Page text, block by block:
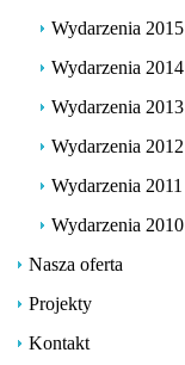
Wydarzenia 2015
Wydarzenia 2014
Wydarzenia 2013
Wydarzenia 2012
Wydarzenia 2011
Wydarzenia 2010
Nasza oferta
Projekty
Kontakt